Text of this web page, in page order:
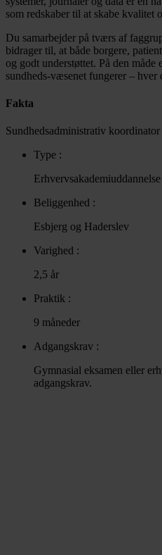
som redskaber til at skabe kvalitet
Du samarbejder på tværs af
bidrager til, at både borgere,
og godt understøttet. På den
sundheds-væsenet fungerer – hver
Fakta
Sundhedsadministrativ koordinator
Type :
Erhvervsakademiuddannelse
Beliggenhed :
Esbjerg og Haderslev
Varighed :
2,5 år
Praktik :
9 måneder
Adgangskrav :
Gymnasial eksamen eller
adgangskrav.